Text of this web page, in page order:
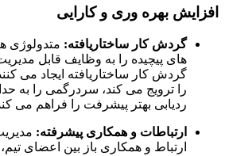
بهره وری و کارایی
گردش کار ساختاریافته:متدولوژی های
های پیچیده را به وظایف قابل مدیریت
گردش کار ساختاریافته ایجاد می کنند.
را ترویج می کند، سردرگمی را به
ردیابی بهتر پیشرفت را فراهم می کند.
ارتباطات و همکاری پیشرفته: مدیریت
ارتباط و همکاری باز بین اعضای تیم،